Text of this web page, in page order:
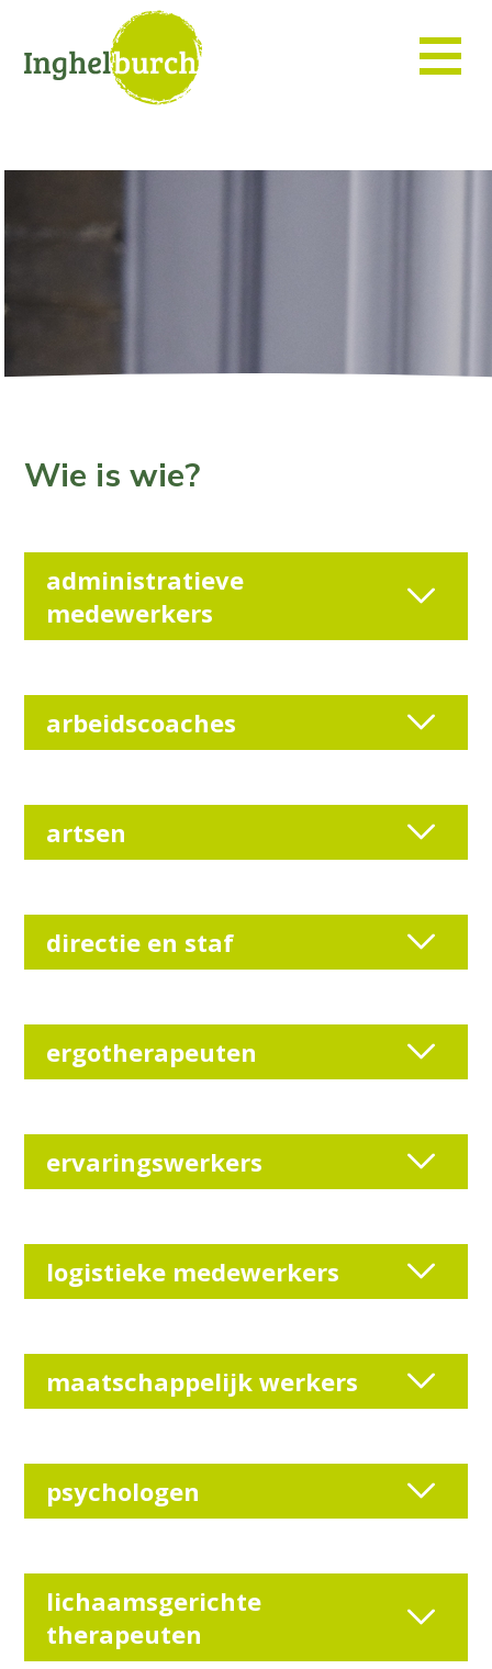
Wie is wie?
administratieve
medewerkers
arbeidscoaches
artsen
directie en staf
ergotherapeuten
ervaringswerkers
logistieke medewerkers
maatschappelijk werkers
psychologen
lichaamsgerichte
therapeuten